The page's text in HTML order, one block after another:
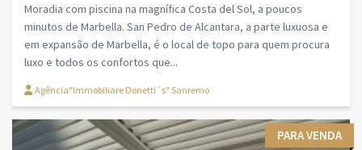
Moradia com piscina na magnífica Costa del Sol, a poucos
minutos de Marbella. San Pedro de Alcantara, a parte luxuosa e
em expansão de Marbella, é o local de topo para quem procura
luxo e todos os confortos que...
Agência"Immobiliare Donetti´s" Sanremo
PARA VENDA